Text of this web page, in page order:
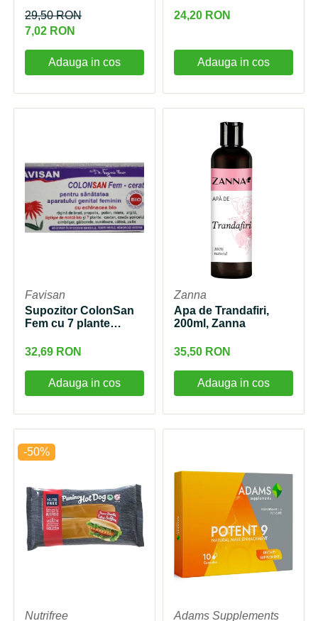
29,50 RON
7,02 RON
Adauga in cos
24,20 RON
Adauga in cos
Favisan
Supozitor ColonSan
Fem cu 7 plante
32,69 RON
Adauga in cos
Zanna
Apa de Trandafiri,
200ml, Zanna
35,50 RON
Adauga in cos
-50%
Nutrifree
Adams Supplements